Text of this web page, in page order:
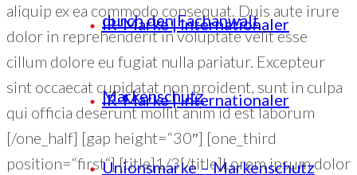
durch den Fachanwalt
IR-Marke | Internationaler
IR-Marke | Internationaler
Markenschutz
Unionsmarke – Markenschutz
aliquip ex ea commodo consequat. Duis aute irure
dolor in reprehenderit in voluptate velit esse
cillum dolore eu fugiat nulla pariatur. Excepteur
sint occaecat cupidatat non proident, sunt in culpa
qui officia deserunt mollit anim id est laborum
[/one_half] [gap height=“30″] [one_third
position=“first“] [title]1/3[/title]Lorem ipsum dolor